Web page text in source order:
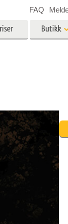
Foto
Butikk
FAQ